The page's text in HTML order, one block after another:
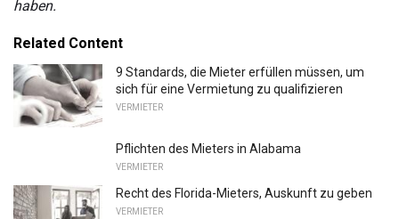
haben.
Related Content
9 Standards, die Mieter erfüllen müssen, um
sich für eine Vermietung zu qualifizieren
VERMIETER
Pflichten des Mieters in Alabama
VERMIETER
Recht des Florida-Mieters, Auskunft zu geben
VERMIETER